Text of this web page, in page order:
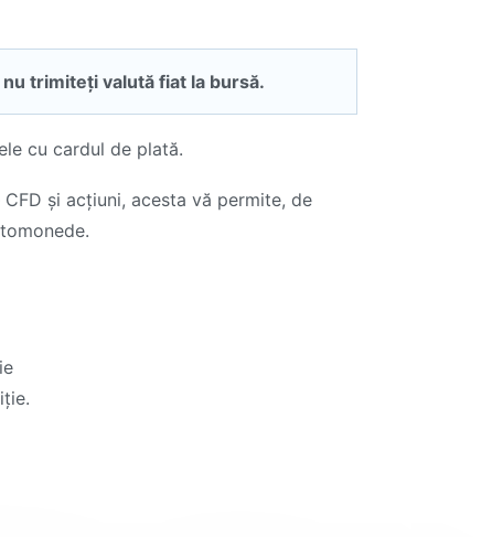
trimiteți valută fiat la bursă.
cu cardul de plată.
și acțiuni, acesta vă permite, de